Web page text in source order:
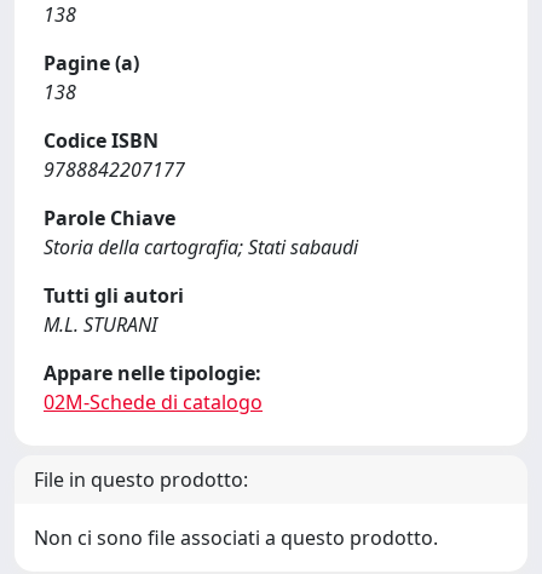
138
Pagine (a)
138
Codice ISBN
9788842207177
Parole Chiave
Storia della cartografia; Stati sabaudi
Tutti gli autori
M.L. STURANI
Appare nelle tipologie:
02M-Schede di catalogo
File in questo prodotto:
Non ci sono file associati a questo prodotto.